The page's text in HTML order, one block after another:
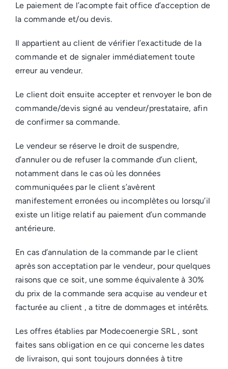
Le paiement de l’acompte fait office d’acception de
la commande et/ou devis.
Il appartient au client de vérifier l’exactitude de la
commande et de signaler immédiatement toute
erreur au vendeur.
Le client doit ensuite accepter et renvoyer le bon de
commande/devis signé au vendeur/prestataire, afin
de confirmer sa commande.
Le vendeur se réserve le droit de suspendre,
d’annuler ou de refuser la commande d’un client,
notamment dans le cas où les données
communiquées par le client s’avèrent
manifestement erronées ou incomplètes ou lorsqu’il
existe un litige relatif au paiement d’un commande
antérieure.
En cas d’annulation de la commande par le client
après son acceptation par le vendeur, pour quelques
raisons que ce soit, une somme équivalente à 30%
du prix de la commande sera acquise au vendeur et
facturée au client , a titre de dommages et intérêts.
Les offres établies par Modecoenergie SRL , sont
faites sans obligation en ce qui concerne les dates
de livraison, qui sont toujours données à titre